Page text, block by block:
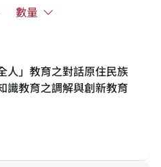
數量
人」教育之對話原住民族
識教育之調解與創新教育